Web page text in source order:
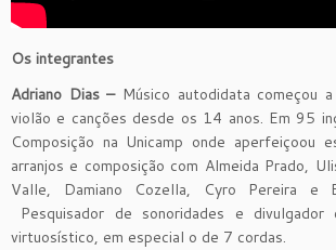
Os integrantes
Adriano Dias – Músico autodidata começou
violão e canções desde os 14 anos. Em 95
Composição na Unicamp onde aperfeiçoou
arranjos e composição com Almeida Prado,
Valle, Damiano Cozella, Cyro Pereira e
Pesquisador de sonoridades e
virtuosístico, em especial o de 7 cordas.